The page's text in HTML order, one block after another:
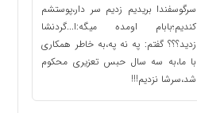
سرگوسفندا بریدیم زدیم سر دار،پوستشم
کندیم؛بابام اومده میگه:ا...گردنشا
زدید؟؟؟ گفتم: په نه په،به خاطر همکاری
با ما،به سه سال حبس تعزیری محکوم
شد،سرشا نزدیم!!!